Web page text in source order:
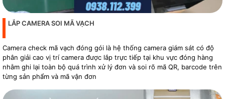
LẮP CAMERA SOI MÃ VẠCH
Camera check mã vạch đóng gói là hệ thống camera giám sát có độ
phân giải cao vị trí camera được lắp trực tiếp tại khu vực đóng hàng
nhằm ghi lại toàn bộ quá trình xử lý đơn và soi rõ mã QR, barcode trên
từng sản phẩm và mã vận đơn